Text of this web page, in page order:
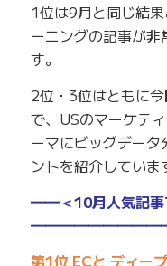
1位は9月と同じ結
ーニングの記事が
す。
2位・3位はともに
で、USのマーケテ
ーマにビッグデー
ントを紹介していま
━━＜10月人気記事
第1位 ECと ディー